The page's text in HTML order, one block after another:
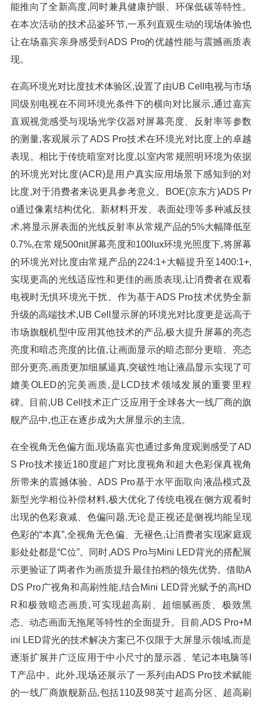
能推向了全新高度,同时兼具健康护眼、环保低碳等特性。
在本次活动的技术品鉴环节,一系列直观生动的现场体验也
让在场嘉宾亲身感受到ADS Pro的优越性能与震撼画质表
现。
在高环境光对比度技术体验区,设置了由UB Cell电视与市场
同级别电视在不同环境光条件下的横向对比展示,通过嘉宾
直观视觉感受与现场光学仪器对屏幕亮度、反射率等参数
的测量,客观展示了ADS Pro技术在环境光对比度上的卓越
表现。相比于传统暗室对比度,以室内常规照明环境为依据
的环境光对比度(ACR)是用户真实应用场景下感知到的对
比度,对于消费者来说更具参考意义。BOE(京东方)ADS Pr
o通过像素结构优化、新材料开发、表面处理等多种减反技
术,将显示屏表面的光线反射率从常规产品的5%大幅降低至
0.7%,在常规500nit屏幕亮度和100lux环境光照度下,将屏幕
的环境光对比度由常规产品的224:1+大幅提升至1400:1+,
实现更高的光线适应性和更佳的画质表现,让消费者在观看
电视时无惧环境光干扰。作为基于ADS Pro技术优势全新
升级的高端技术,UB Cell显示屏的环境光对比度更是远高于
市场旗舰机型中应用其他技术的产品,极大提升屏幕的亮态
亮度和暗态亮度的比值,让画面显示的暗态部分更暗、亮态
部分更亮,画质更加细腻逼真,突破性地让液晶显示实现了可
媲美OLED的完美画质,是LCD技术领域发展的重要里程
碑。目前,UB Cell技术正广泛应用于全球各大一线厂商的旗
舰产品中,也正在逐步成为大屏显示的主流。
在全视角无色偏方面,现场嘉宾也通过多角度观测感受了AD
S Pro技术接近180度超广对比度视角和超大色彩保真视角
所带来的震撼体验。ADS Pro基于水平面取向液晶模式及
新型光学相位补偿材料,极大优化了传统电视在侧方观看时
出现的色彩衰减、色偏问题,无论是正视还是侧视均能呈现
色彩的“本真”,全视角无色偏、无褪色,让消费者实现家庭观
影处处都是“C位”。同时,ADS Pro与Mini LED背光的搭配展
示更验证了两者作为画质提升最佳拍档的领先优势。借助A
DS Pro广视角和高刷性能,结合Mini LED背光赋予的高HD
R和极致暗态画质,可实现超高刷、超细腻画质、极致黑
态、动态画面无拖尾等特性的全面提升。目前,ADS Pro+M
ini LED背光的技术解决方案已不仅限于大屏显示领域,而是
逐渐扩展并广泛应用于中小尺寸的显示器、笔记本电脑等I
T产品中。此外,现场还展示了一系列由ADS Pro技术赋能
的一线厂商旗舰新品,包括110及98英寸超高分区、超高刷